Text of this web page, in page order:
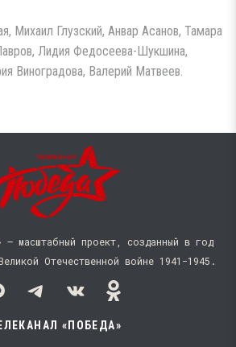
Михаил Глузский, Анвар Асанов, Тамара
Лидия Федосеева-Шукшина,
Виноградова, Валерий Матвеев.
— масштабный проект, созданный в год
Отечественной войне 1941−1945.
«ПОБЕДА»